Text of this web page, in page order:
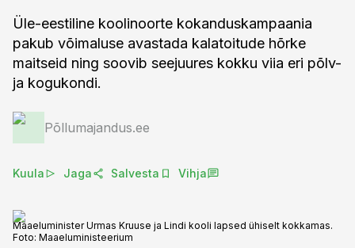
Üle-eestiline koolinoorte kokanduskampaania
pakub võimaluse avastada kalatoitude hõrke
maitseid ning soovib seejuures kokku viia eri põlv-
ja kogukondi.
Põllumajandus.ee
Kuula Jaga Salvesta Vihja
Maaeluminister Urmas Kruuse ja Lindi kooli lapsed ühiselt kokkamas.
Foto: Maaeluministeerium